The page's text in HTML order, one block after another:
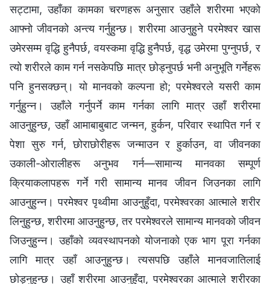
सट्टामा, उहाँका कामका चरणहरू अनुसार उहाँले शरीरमा भएको
आफ्नो जीवनको अन्त्य गर्नुहुन्छ। शरीरमा आउनुहुने परमेश्‍वर खास
उमेरसम्‍म वृद्धि हुनैपर्छ, वयस्कमा वृद्धि हुनैपर्छ, वृद्ध उमेरमा पुग्नुपर्छ, र
त्यो शरीरले काम गर्न नसकेपछि मात्र छोड्नुपर्छ भनी अनुभूति गर्नेहरू
पनि हुनसक्छन्। यो मानवको कल्पना हो; परमेश्‍वरले यसरी काम
गर्नुहुन्न। उहाँले गर्नुपर्ने काम गर्नका लागि मात्र उहाँ शरीरमा
आउनुहुन्छ, उहाँ आमाबाबुबाट जन्मन, हुर्कन, परिवार स्थापित गर्न र
पेशा सुरु गर्न, छोराछोरीहरू जन्माउन र हुर्काउन, वा जीवनका
उकाली-ओरालीहरू अनुभव गर्न—सामान्य मानवका सम्पूर्ण
क्रियाकलापहरू गर्ने गरी सामान्य मानव जीवन जिउनका लागि
आउनुहुन्न। परमेश्‍वर पृथ्वीमा आउनुहुँदा, परमेश्‍वरका आत्माले शरीर
लिनुहुन्छ, शरीरमा आउनुहुन्छ, तर परमेश्‍वरले सामान्य मानवको जीवन
जिउनुहुन्न। उहाँको व्यवस्थापनको योजनाको एक भाग पूरा गर्नका
लागि मात्र उहाँ आउनुहुन्छ। त्यसपछि उहाँले मानवजातिलाई
छोड्नुहुन्छ। उहाँ शरीरमा आउनुहुँदा, परमेश्‍वरका आत्माले शरीरका